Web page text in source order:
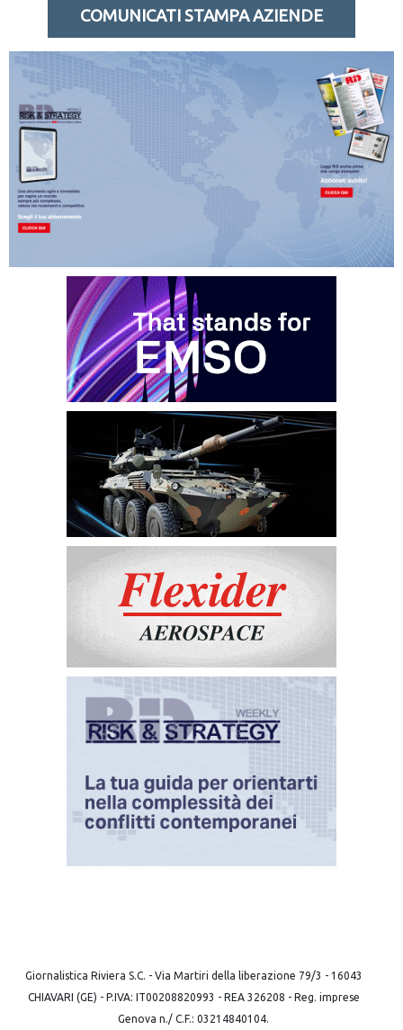
COMUNICATI STAMPA AZIENDE
Giornalistica Riviera S.C. - Via Martiri della liberazione 79/3 - 16043
CHIAVARI (GE) - P.IVA: IT00208820993 - REA 326208 - Reg. imprese
Genova n./ C.F.: 03214840104.